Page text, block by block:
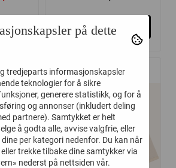
Kjøp
på dette
tredjeparts informasjonskapsler
teknologier for å sikre
generere statistikk, og for å
og annonser (inkludert deling
partnere). Samtykket er helt
å godta alle, avvise valgfrie, eller
per kategori nedenfor. Du kan når
trekke tilbake dine samtykker via
nederst på nettsiden vår.